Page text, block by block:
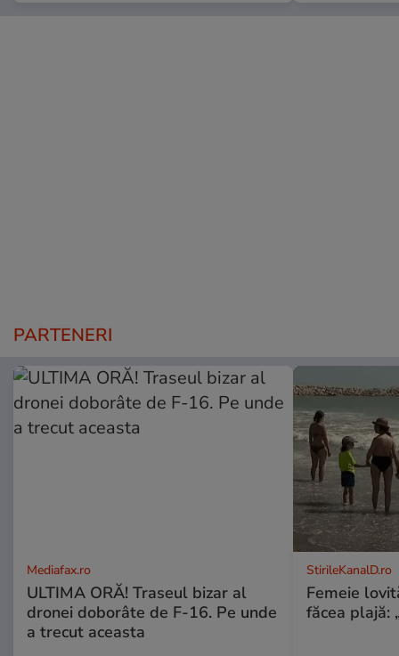
PARTENERI
Mediafax.ro
ULTIMA ORĂ! Traseul bizar al
dronei doborâte de F-16. Pe unde
a trecut aceasta
StirileKanalD.ro
Femeie
făcea plajă: